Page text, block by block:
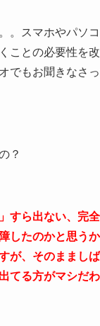
。スマホやパソ
ことの必要性を
でもお聞きなさ
？
すら出ない、完
したのかと思うか
が、そのままし
てる方がマシだわ